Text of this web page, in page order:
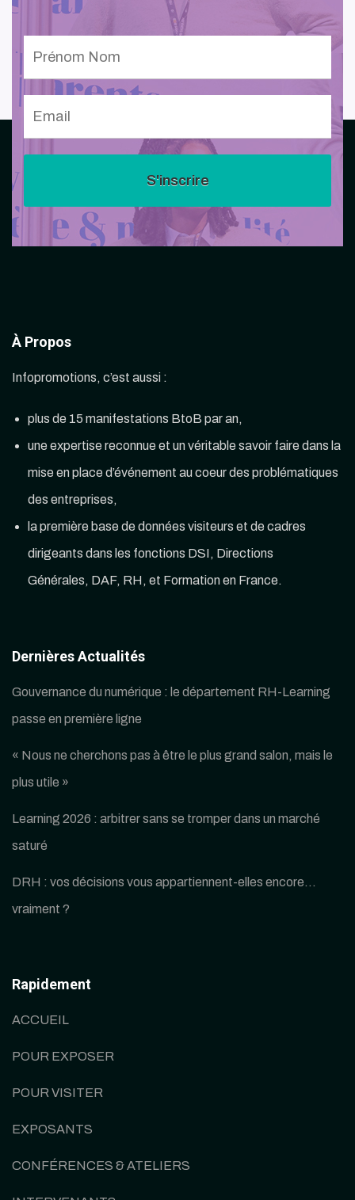
À Propos
Infopromotions, c’est aussi :
plus de 15 manifestations BtoB par an,
une expertise reconnue et un véritable savoir faire dans la
mise en place d’événement au coeur des problématiques
des entreprises,
la première base de données visiteurs et de cadres
dirigeants dans les fonctions DSI, Directions
Générales, DAF, RH, et Formation en France.
Dernières Actualités
Gouvernance du numérique : le département RH-Learning
passe en première ligne
« Nous ne cherchons pas à être le plus grand salon, mais le
plus utile »
Learning 2026 : arbitrer sans se tromper dans un marché
saturé
DRH : vos décisions vous appartiennent-elles encore…
vraiment ?
Rapidement
ACCUEIL
POUR EXPOSER
POUR VISITER
EXPOSANTS
CONFÉRENCES & ATELIERS